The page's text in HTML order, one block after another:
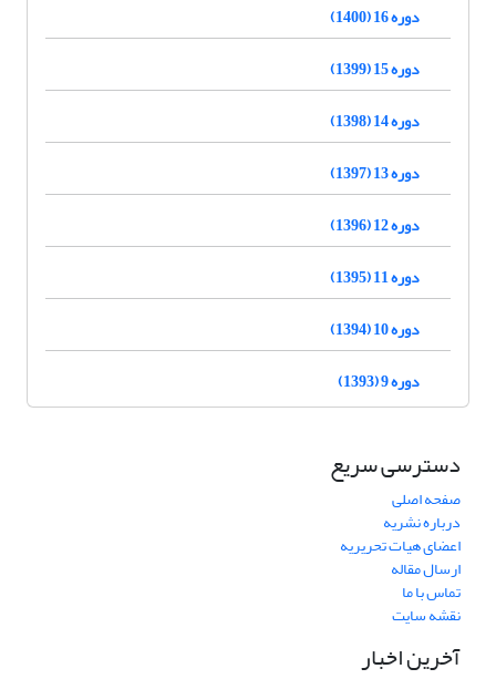
دوره 16 (1400)
دوره 15 (1399)
دوره 14 (1398)
دوره 13 (1397)
دوره 12 (1396)
دوره 11 (1395)
دوره 10 (1394)
دوره 9 (1393)
دسترسی سریع
صفحه اصلی
درباره نشریه
اعضای هیات تحریریه
ارسال مقاله
تماس با ما
نقشه سایت
آخرین اخبار